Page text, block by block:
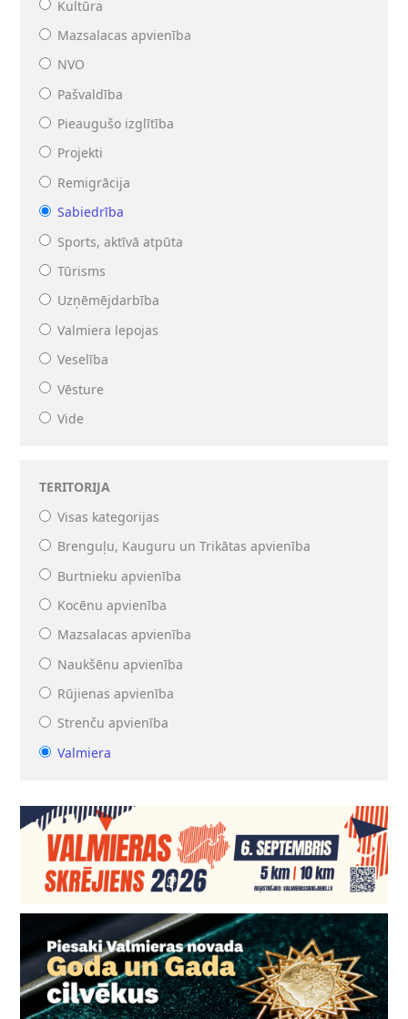
Kultūra
Mazsalacas apvienība
NVO
Pašvaldība
Pieaugušo izglītība
Projekti
Remigrācija
Sabiedrība
Sports, aktīvā atpūta
Tūrisms
Uzņēmējdarbība
Valmiera lepojas
Veselība
Vēsture
Vide
TERITORIJA
Visas kategorijas
Brenguļu, Kauguru un Trikātas apvienība
Burtnieku apvienība
Kocēnu apvienība
Mazsalacas apvienība
Naukšēnu apvienība
Rūjienas apvienība
Strenču apvienība
Valmiera